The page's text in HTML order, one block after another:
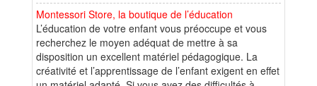
Montessori Store, la boutique de l’éducation
L’éducation de votre enfant vous préoccupe et vous
recherchez le moyen adéquat de mettre à sa
disposition un excellent matériel pédagogique. La
créativité et l’apprentissage de l’enfant exigent en effet